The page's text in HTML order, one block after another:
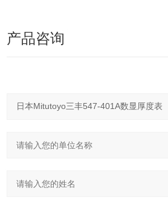
产品咨询